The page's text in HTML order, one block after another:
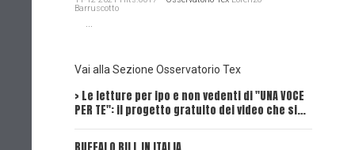
Barruscotto
Vai alla Sezione Osservatorio Tex
> Le letture per ipo e non vedenti di "UNA VOCE
PER TE": il progetto gratuito dei video che si…